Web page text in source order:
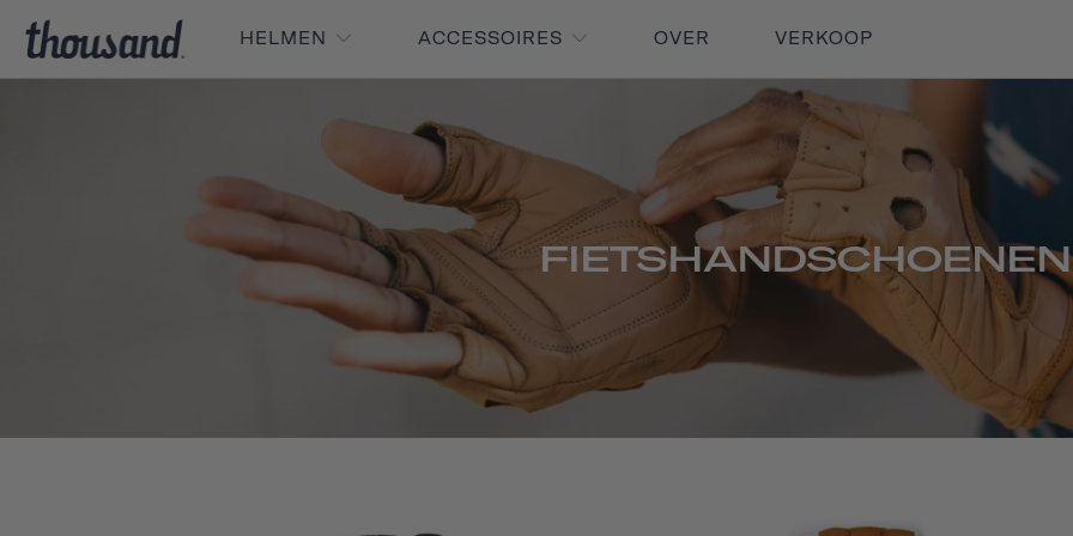
HELMEN ACCESSOIRES OVER VERKOOP
FIETSHANDSCHOENEN